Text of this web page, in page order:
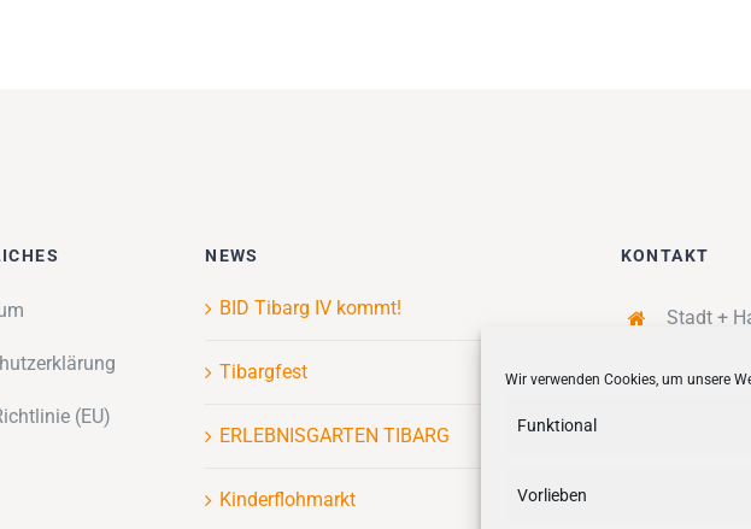
Wir verwenden Cookies, um unsere
Funktional
Vorlieben
(EU)
NEWS
BID Tibarg IV kommt!
Tibargfest
ERLEBNISGARTEN TIBARG
Kinderflohmarkt
KONTAKT
Stadt +